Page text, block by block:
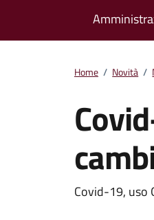
Home / Novità /
Covid-19, uso